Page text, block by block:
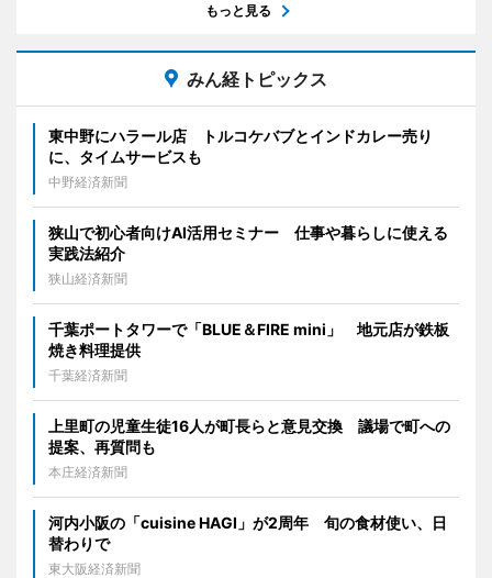
もっと見る
みん経トピックス
東中野にハラール店 トルコケバブとインドカレー売り
に、タイムサービスも
中野経済新聞
狭山で初心者向けAI活用セミナー 仕事や暮らしに使える
実践法紹介
狭山経済新聞
千葉ポートタワーで「BLUE＆FIRE mini」 地元店が鉄板
焼き料理提供
千葉経済新聞
上里町の児童生徒16人が町長らと意見交換 議場で町への
提案、再質問も
本庄経済新聞
河内小阪の「cuisine HAGI」が2周年 旬の食材使い、日
替わりで
東大阪経済新聞